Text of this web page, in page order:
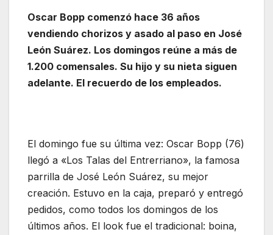
Oscar Bopp comenzó hace 36 años
vendiendo chorizos y asado al paso en José
León Suárez. Los domingos reúne a más de
1.200 comensales. Su hijo y su nieta siguen
adelante. El recuerdo de los empleados.
El domingo fue su última vez: Oscar Bopp (76)
llegó a «Los Talas del Entrerriano», la famosa
parrilla de José León Suárez, su mejor
creación. Estuvo en la caja, preparó y entregó
pedidos, como todos los domingos de los
últimos años. El look fue el tradicional: boina,